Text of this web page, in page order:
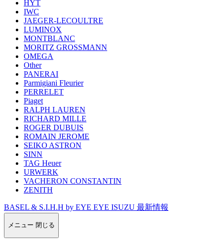
HYT
IWC
JAEGER-LECOULTRE
LUMINOX
MONTBLANC
MORITZ GROSSMANN
OMEGA
Other
PANERAI
Parmigiani Fleurier
PERRELET
Piaget
RALPH LAUREN
RICHARD MILLE
ROGER DUBUIS
ROMAIN JEROME
SEIKO ASTRON
SINN
TAG Heuer
URWERK
VACHERON CONSTANTIN
ZENITH
BASEL & S.I.H.H by EYE EYE ISUZU 最新情報
メニュー 閉じる